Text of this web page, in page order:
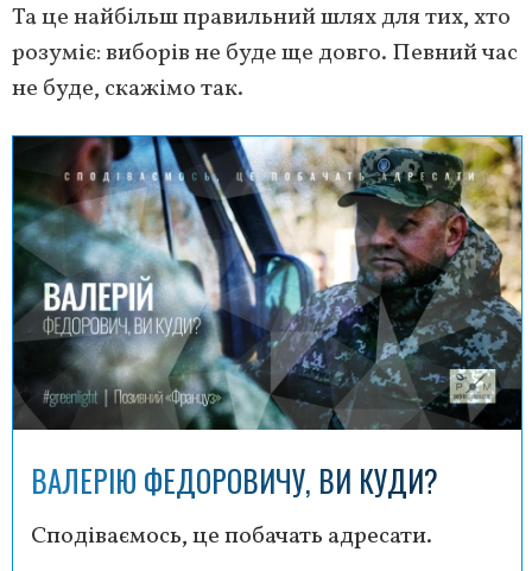
Та це найбільш правильний шлях для тих, хто
розуміє: виборів не буде ще довго. Певний час
не буде, скажімо так.
ВАЛЕРІЮ ФЕДОРОВИЧУ, ВИ КУДИ?
Сподіваємось, це побачать адресати.